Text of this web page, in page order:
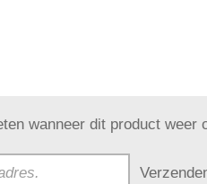
wanneer dit product weer